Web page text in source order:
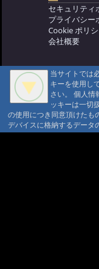
セキュリティ
プライバシー
Cookie ポリ
会社概要
© 1999-2026
当サイトでは
キーを使用し
さい。 個人情
ッキーは一切
の使用につき同意頂けたも
デバイスに格納するデータ